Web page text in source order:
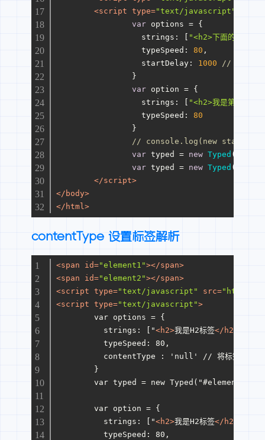
<script type="text/javascript"
var options = {
strings : [
"<h2>下面的还没出
typeSpeed : 80 ,
startDelay : 1000
// 延时一
		}
var option = {
strings : [
"<h2>我是第一段</
typeSpeed : 80
		}
// console.log(new start());
var typed = new Typed (
var typed = new Typed (
</script>
</ body>
</ html>
contentType 设置标签解析
<span id="element1"></span>
<span id="element2"></span>
<script type="text/javascript" src="https://
<script type="text/javascript">
	var options = {
	  strings: ["
<h2>我是H2标签</ h2
	  typeSpeed: 80,
	  contentType : 'null' // 将标签
	}
var typed = new Typed("#element1",
	var option = {
	  strings: ["
<h2>我是H2标签</ h2
	  typeSpeed: 80,